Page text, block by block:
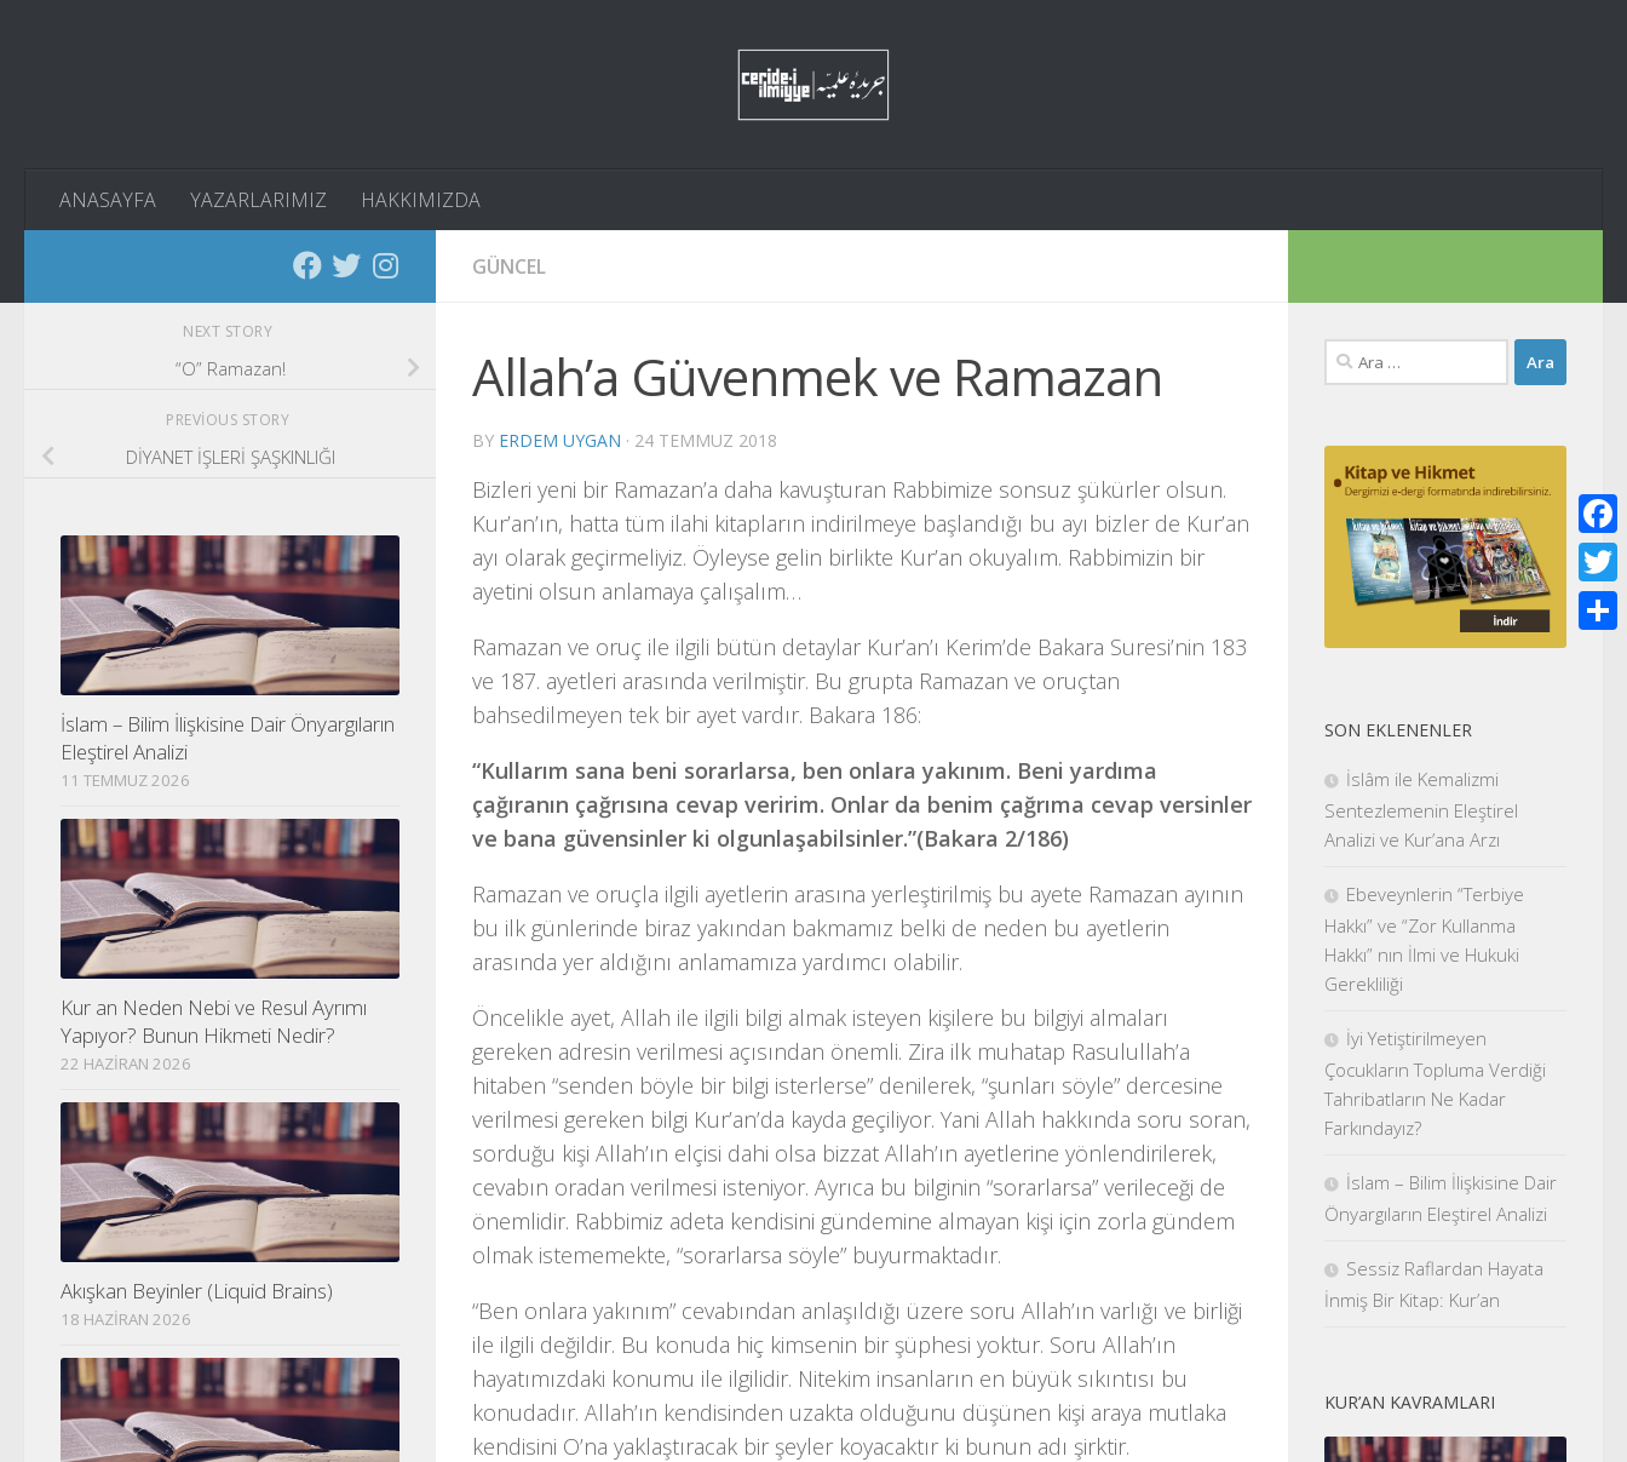
ANASAYFA YAZARLARIMIZ HAKKIMIZDA
GÜNCEL
Allah’a Güvenmek ve Ramazan
BY ERDEM UYGAN · 24 TEMMUZ 2018
Bizleri yeni bir Ramazan’a daha kavuşturan Rabbimize sonsuz şükürler olsun.
Kur’an’ın, hatta tüm ilahi kitapların indirilmeye başlandığı bu ayı bizler de Kur’an
ayı olarak geçirmeliyiz. Öyleyse gelin birlikte Kur’an okuyalım. Rabbimizin bir
ayetini olsun anlamaya çalışalım…
Ramazan ve oruç ile ilgili bütün detaylar Kur’an’ı Kerim’de Bakara Suresi’nin 183
ve 187. ayetleri arasında verilmiştir. Bu grupta Ramazan ve oruçtan
bahsedilmeyen tek bir ayet vardır. Bakara 186:
“Kullarım sana beni sorarlarsa, ben onlara yakınım. Beni yardıma
çağıranın çağrısına cevap veririm. Onlar da benim çağrıma cevap versinler
ve bana güvensinler ki olgunlaşabilsinler.”(Bakara 2/186)
Ramazan ve oruçla ilgili ayetlerin arasına yerleştirilmiş bu ayete Ramazan ayının
bu ilk günlerinde biraz yakından bakmamız belki de neden bu ayetlerin
arasında yer aldığını anlamamıza yardımcı olabilir.
Öncelikle ayet, Allah ile ilgili bilgi almak isteyen kişilere bu bilgiyi almaları
gereken adresin verilmesi açısından önemli. Zira ilk muhatap Rasulullah’a
hitaben “senden böyle bir bilgi isterlerse” denilerek, “şunları söyle” dercesine
verilmesi gereken bilgi Kur’an’da kayda geçiliyor. Yani Allah hakkında soru soran,
sorduğu kişi Allah’ın elçisi dahi olsa bizzat Allah’ın ayetlerine yönlendirilerek,
cevabın oradan verilmesi isteniyor. Ayrıca bu bilginin “sorarlarsa” verileceği de
önemlidir. Rabbimiz adeta kendisini gündemine almayan kişi için zorla gündem
olmak istememekte, “sorarlarsa söyle” buyurmaktadır.
“Ben onlara yakınım” cevabından anlaşıldığı üzere soru Allah’ın varlığı ve birliği
ile ilgili değildir. Bu konuda hiç kimsenin bir şüphesi yoktur. Soru Allah’ın
hayatımızdaki konumu ile ilgilidir. Nitekim insanların en büyük sıkıntısı bu
konudadır. Allah’ın kendisinden uzakta olduğunu düşünen kişi araya mutlaka
kendisini O’na yaklaştıracak bir şeyler koyacaktır ki bunun adı şirktir.
NEXT STORY
“O” Ramazan!
PREVIOUS STORY
DİYANET İŞLERİ ŞAŞKINLIĞI
İslam – Bilim İlişkisine Dair Önyargıların
Eleştirel Analizi
11 TEMMUZ 2026
Kur an Neden Nebi ve Resul Ayrımı
Yapıyor? Bunun Hikmeti Nedir?
22 HAZIRAN 2026
Akışkan Beyinler (Liquid Brains)
18 HAZIRAN 2026
Arama:
SON EKLENENLER
İslâm ile Kemalizmi
Sentezlemenin Eleştirel
Analizi ve Kur’ana Arzı
Ebeveynlerin “Terbiye
Hakkı” ve “Zor Kullanma
Hakkı” nın İlmi ve Hukuki
Gerekliliği
İyi Yetiştirilmeyen
Çocukların Topluma Verdiği
Tahribatların Ne Kadar
Farkındayız?
İslam – Bilim İlişkisine Dair
Önyargıların Eleştirel Analizi
Sessiz Raflardan Hayata
İnmiş Bir Kitap: Kur’an
KUR’AN KAVRAMLARI